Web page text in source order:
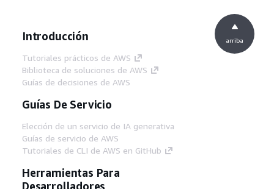
Introducción
Tutoriales prácticos de AWS
Biblioteca de soluciones de AWS
Guías de decisiones de AWS
Guías De Servicio
Elección de un servicio de IA generativa
Guías de servicio de AWS
Tutoriales de CLI de AWS en GitHub
Herramientas Para
Desarrolladores
arriba